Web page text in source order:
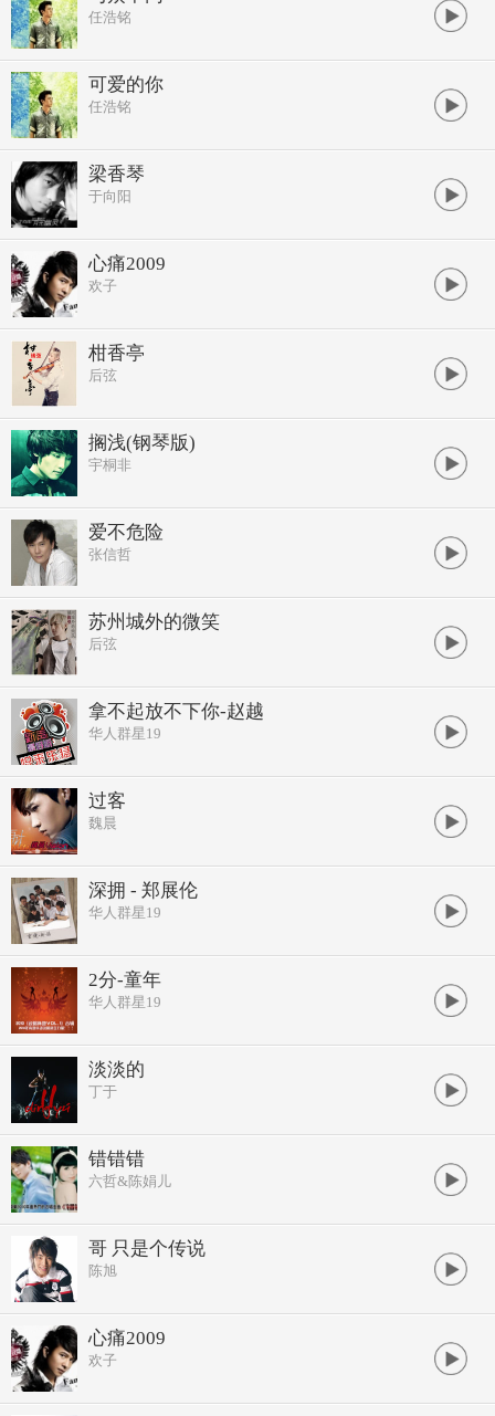
任浩铭
可爱的你
任浩铭
梁香琴
于向阳
心痛2009
欢子
柑香亭
后弦
搁浅(钢琴版)
宇桐非
爱不危险
张信哲
苏州城外的微笑
后弦
拿不起放不下你-赵越
华人群星19
过客
魏晨
深拥 - 郑展伦
华人群星19
2分-童年
华人群星19
淡淡的
丁于
错错错
六哲&陈娟儿
哥 只是个传说
陈旭
心痛2009
欢子